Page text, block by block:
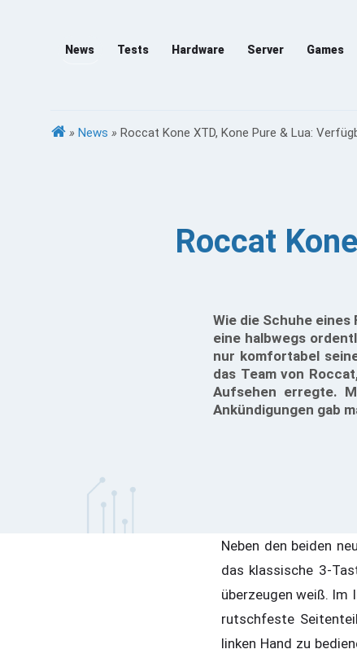
News Tests Hardware Server Games
» News » Roccat Kone XTD, Kone Pure & Lua:
Roccat
Wie die Schuhe
eine halbwegs
nur komfortabel
das Team von
Aufsehen erregte.
Ankündigungen gab
Neben den beiden
das klassische 3-
überzeugen weiß. Im
rutschfeste
linken Hand zu